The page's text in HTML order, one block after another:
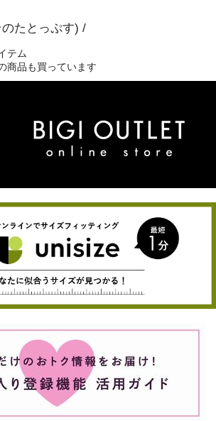
のたとっぷす) /
テム
商品も買っています